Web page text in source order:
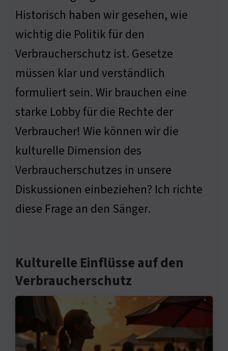
Historisch haben wir gesehen, wie
wichtig die Politik für den
Verbraucherschutz ist. Gesetze
müssen klar und verständlich
formuliert sein. Wir brauchen eine
starke Lobby für die Rechte der
Verbraucher! Wie können wir die
kulturelle Dimension des
Verbraucherschutzes in unsere
Diskussionen einbeziehen? Ich richte
diese Frage an den Sänger.
Kulturelle Einflüsse auf den
Verbraucherschutz